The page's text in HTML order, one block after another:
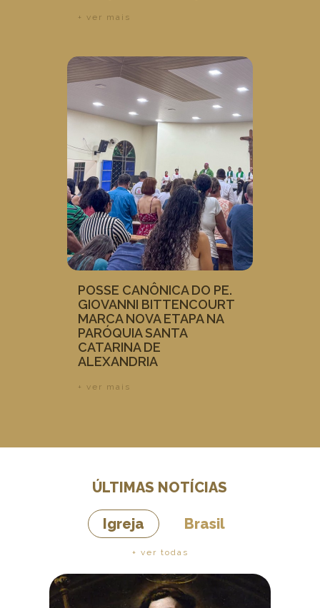
+ ver mais
POSSE CANÔNICA DO PE.
GIOVANNI BITTENCOURT
MARCA NOVA ETAPA NA
PARÓQUIA SANTA
CATARINA DE
ALEXANDRIA
+ ver mais
ÚLTIMAS NOTÍCIAS
Igreja Brasil
+ ver todas